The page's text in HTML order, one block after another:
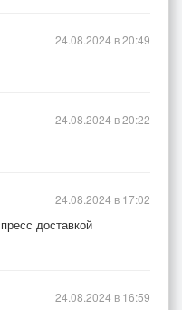
24.08.2024 в 20:49
24.08.2024 в 20:22
доставкой
24.08.2024 в 17:02
24.08.2024 в 16:59